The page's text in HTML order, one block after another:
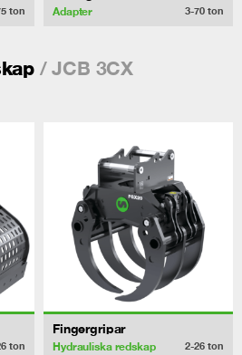
ton Adapter 3-70 ton
/ JCB 3CX
ton
Fingergripar
Hydrauliska redskap 2-26 ton